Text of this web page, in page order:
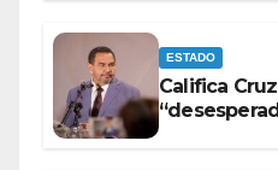
ESTADO
Califica